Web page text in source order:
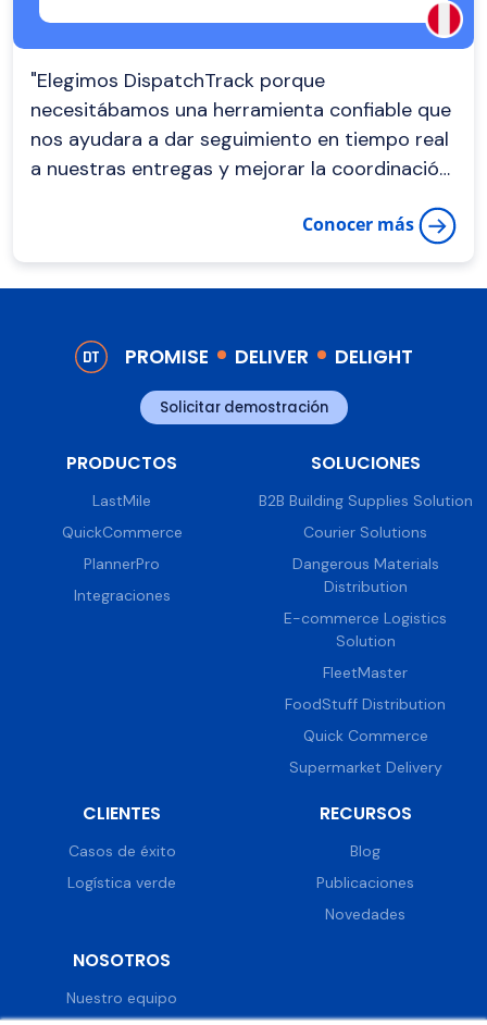
"Elegimos DispatchTrack porque
necesitábamos una herramienta confiable que
nos ayudara a dar seguimiento en tiempo real
a nuestras entregas y mejorar la coordinación
Conocer más
PROMISE DELIVER DELIGHT
Solicitar demostración
PRODUCTOS
LastMile
QuickCommerce
PlannerPro
Integraciones
SOLUCIONES
B2B Building Supplies Solution
Courier Solutions
Dangerous Materials
Distribution
E-commerce Logistics
Solution
FleetMaster
FoodStuff Distribution
Quick Commerce
Supermarket Delivery
CLIENTES
Casos de éxito
Logística verde
RECURSOS
Blog
Publicaciones
Novedades
NOSOTROS
Nuestro equipo